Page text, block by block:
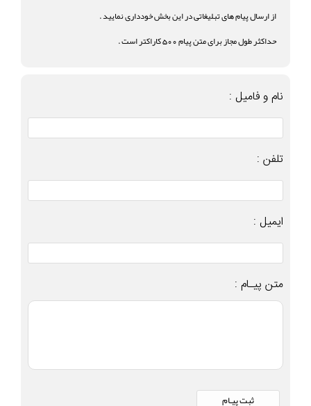
از ارسال پیام های تبلیغاتی در این بخش خودداری نمایید .
حداکثر طول مجاز برای متن پیام 500 کاراکتر است .
نام و فامیل :
تلفن :
ایمیل :
متن پیـام :